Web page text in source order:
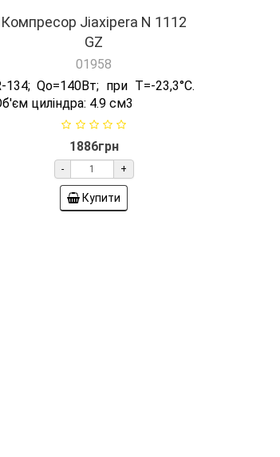
01958
R-134; Qо=140Вт; при T=-23,3°C.
Об'єм циліндра: 4.9 см3
1886грн
Купити